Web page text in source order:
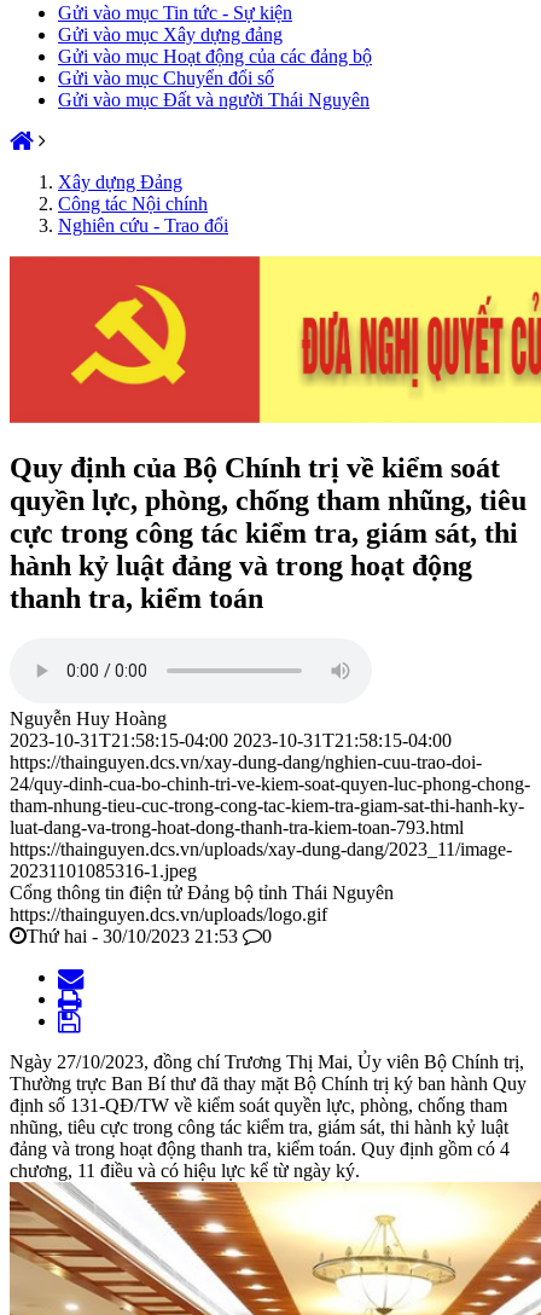
Gửi vào mục Tin tức - Sự kiện
Gửi vào mục Xây dựng đảng
Gửi vào mục Hoạt động của các đảng bộ
Gửi vào mục Chuyển đổi số
Gửi vào mục Đất và người Thái Nguyên
Xây dựng Đảng
Công tác Nội chính
Nghiên cứu - Trao đổi
Quy định của Bộ Chính trị về kiểm soát
quyền lực, phòng, chống tham nhũng, tiêu
cực trong công tác kiểm tra, giám sát, thi
hành kỷ luật đảng và trong hoạt động
thanh tra, kiểm toán
Nguyễn Huy Hoàng
2023-10-31T21:58:15-04:00 2023-10-31T21:58:15-04:00
https://thainguyen.dcs.vn/xay-dung-dang/nghien-cuu-trao-doi-
24/quy-dinh-cua-bo-chinh-tri-ve-kiem-soat-quyen-luc-phong-chong-
tham-nhung-tieu-cuc-trong-cong-tac-kiem-tra-giam-sat-thi-hanh-ky-
luat-dang-va-trong-hoat-dong-thanh-tra-kiem-toan-793.html
https://thainguyen.dcs.vn/uploads/xay-dung-dang/2023_11/image-
20231101085316-1.jpeg
Cổng thông tin điện tử Đảng bộ tỉnh Thái Nguyên
https://thainguyen.dcs.vn/uploads/logo.gif
Thứ hai - 30/10/2023 21:53
0
Ngày 27/10/2023, đồng chí Trương Thị Mai, Ủy viên Bộ Chính trị,
Thường trực Ban Bí thư đã thay mặt Bộ Chính trị ký ban hành Quy
định số 131-QĐ/TW về kiểm soát quyền lực, phòng, chống tham
nhũng, tiêu cực trong công tác kiểm tra, giám sát, thi hành kỷ luật
đảng và trong hoạt động thanh tra, kiểm toán. Quy định gồm có 4
chương, 11 điều và có hiệu lực kể từ ngày ký.